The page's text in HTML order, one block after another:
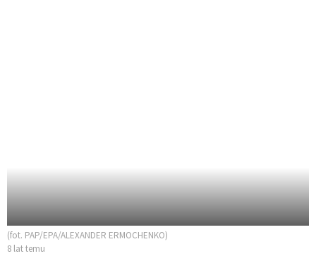
(fot. PAP/EPA/ALEXANDER ERMOCHENKO)
8 lat temu